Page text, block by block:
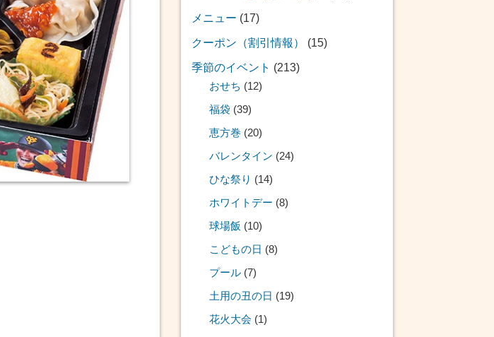
メニュー (17)
クーポン（割引情報）
(15)
季節のイベント (213)
おせち (12)
福袋 (39)
恵方巻 (20)
バレンタイン (24)
ひな祭り (14)
ホワイトデー (8)
球場飯 (10)
こどもの日 (8)
プール (7)
土用の丑の日 (19)
花火大会 (1)